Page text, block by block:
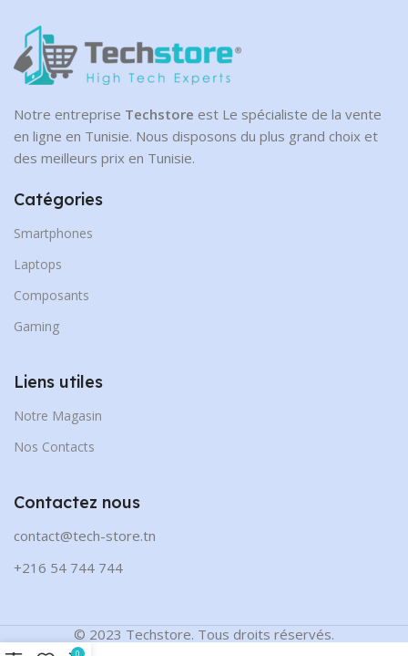
Notre entreprise Techstore est Le spécialiste de la vente
en ligne en Tunisie. Nous disposons du plus grand choix et
des meilleurs prix en Tunisie.
Catégories
Smartphones
Laptops
Composants
Gaming
Liens utiles
Notre Magasin
Nos Contacts
Contactez nous
contact@tech-store.tn
+216 54 744 744
© 2023 Techstore. Tous droits réservés.